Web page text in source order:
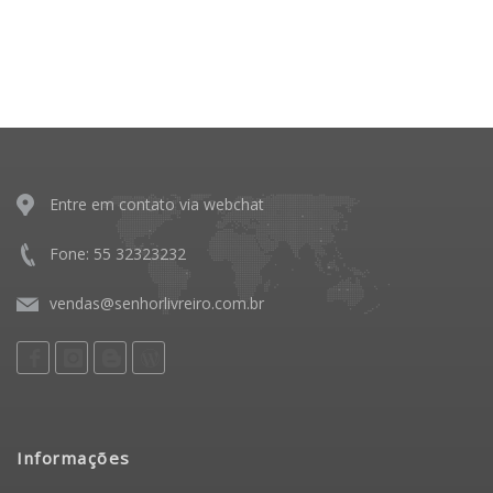
Entre em contato via webchat
Fone: 55 32323232
vendas@senhorlivreiro.com.br
Informações